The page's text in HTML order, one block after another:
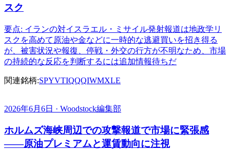
スク
要点: イランの対イスラエル・ミサイル発射報道は地政学リ
スクを高めて原油や金などに一時的な逃避買いを招き得る
が、被害状況や報復、停戦・外交の行方が不明なため、市場
の持続的な反応を判断するには追加情報待ちだ
関連銘柄:SPYVTIQQQIWMXLE
2026年6月6日 · Woodstock編集部
ホルムズ海峡周辺での攻撃報道で市場に緊張感
――原油プレミアムと運賃動向に注視